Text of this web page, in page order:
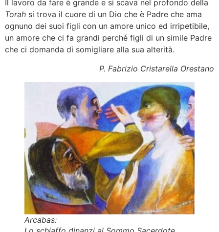
Il lavoro da fare è grande e si scava nel profondo della
Torah si trova il cuore di un Dio che è Padre che ama
ognuno dei suoi figli con un amore unico ed irripetibile,
un amore che ci fa grandi perché figli di un simile Padre
che ci domanda di somigliare alla sua alterità.
P. Fabrizio Cristarella Orestano
Arcabas: